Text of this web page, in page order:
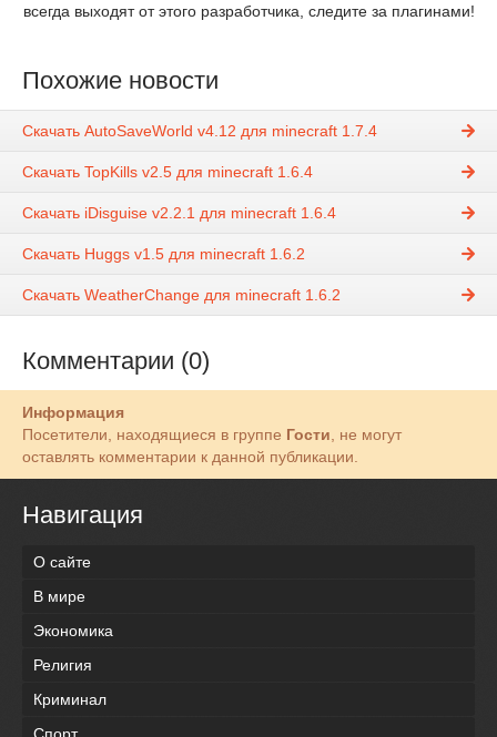
всегда выходят от этого разработчика, следите за плагинами!
Похожие новости
Скачать AutoSaveWorld v4.12 для minecraft 1.7.4
Скачать TopKills v2.5 для minecraft 1.6.4
Скачать iDisguise v2.2.1 для minecraft 1.6.4
Скачать Huggs v1.5 для minecraft 1.6.2
Скачать WeatherChange для minecraft 1.6.2
Комментарии (0)
Информация
Посетители, находящиеся в группе Гости, не могут
оставлять комментарии к данной публикации.
Навигация
О сайте
В мире
Экономика
Религия
Криминал
Спорт